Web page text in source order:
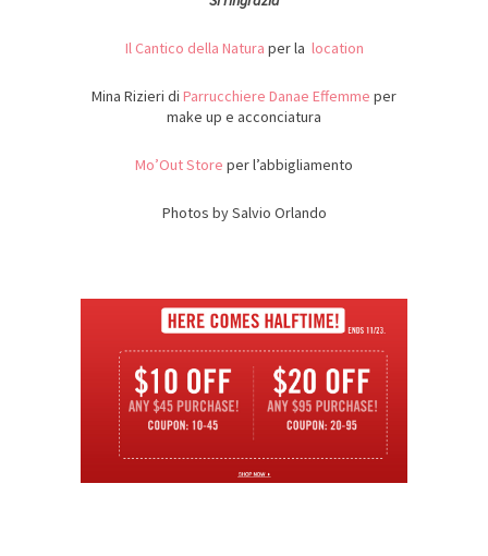
Il Cantico della Natura per la location
Mina Rizieri di Parrucchiere Danae Effemme per
make up e acconciatura
Mo’Out Store per l’abbigliamento
Photos by Salvio Orlando